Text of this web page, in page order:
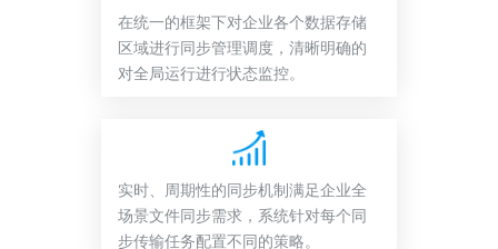
在统一的框架下对企业各个数据存储
区域进行同步管理调度，清晰明确的
对全局运行进行状态监控。
实时、周期性的同步机制满足企业全
场景文件同步需求，系统针对每个同
步传输任务配置不同的策略。